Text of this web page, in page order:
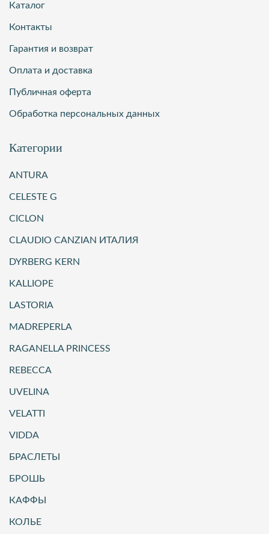
Каталог
Контакты
Гарантия и возврат
Оплата и доставка
Публичная оферта
Обработка персональных данных
Категории
ANTURA
CELESTE G
CICLON
CLAUDIO CANZIAN ИТАЛИЯ
DYRBERG KERN
KALLIOPE
LASTORIA
MADREPERLA
RAGANELLA PRINCESS
REBECCA
UVELINA
VELATTI
VIDDA
БРАСЛЕТЫ
БРОШЬ
КАФФЫ
КОЛЬЕ